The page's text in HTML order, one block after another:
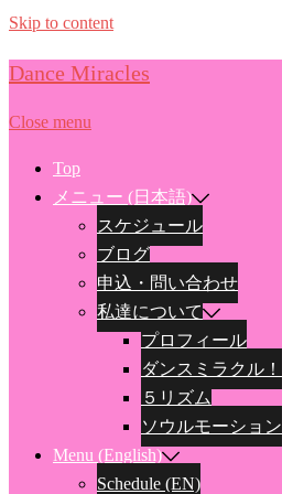
Skip to content
Dance Miracles
Close menu
Top
メニュー (日本語)
スケジュール
ブログ
申込・問い合わせ
私達について
プロフィール
ダンスミラクル！
５リズム
ソウルモーション
Menu (English)
Schedule (EN)